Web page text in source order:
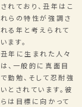
されており、丑年はこ
れらの特性が強調さ
れる年と考えられて
います。
丑年に生まれた人々
は、一般的に真面目
で勤勉、そして忍耐強
いとされています。彼
らは目標に向かって